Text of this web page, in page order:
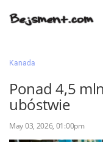
Na skróty
Zaloguj przez
Kanada
Ponad 4,5
ubóstwie
May 03, 2026, 01:00pm